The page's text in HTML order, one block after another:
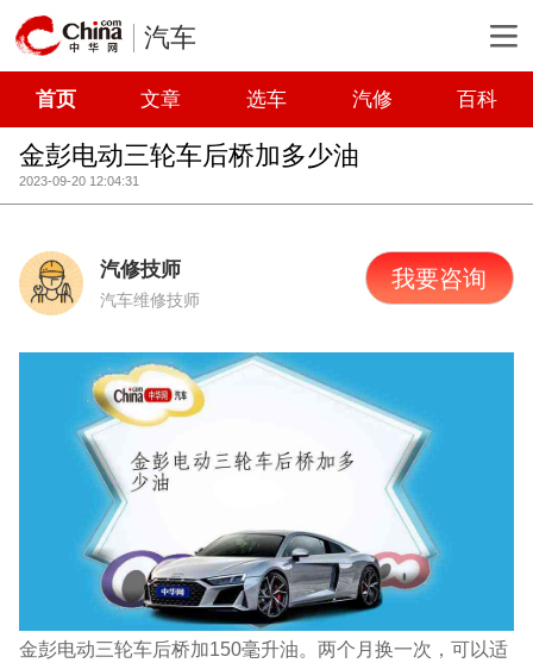
汽车
首页 文章 选车 汽修 百科
金彭电动三轮车后桥加多少油
2023-09-20 12:04:31
汽修技师
汽车维修技师
我要咨询
金彭电动三轮车后桥加150毫升油。两个月换一次，可以适